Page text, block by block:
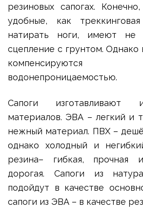
резиновых сапогах.
удобные, как
натирать ноги, имеют не
сцепление с грунтом. Однако
водонепроницаемостью.
Сапоги изготавливают
материалов. ЭВА – легкий и
нежный материал. ПВХ –
однако холодный и
резина– гибкая, прочная
дорогая. Сапоги из
подойдут в качестве
сапоги из ЭВА – в качестве